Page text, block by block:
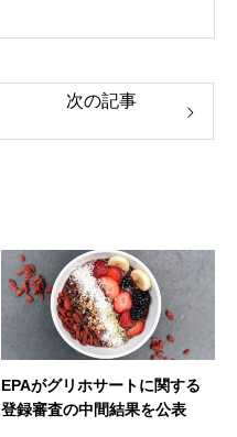
次の記事
EPAがグリホサートに関する
登録審査の中間結果を公表